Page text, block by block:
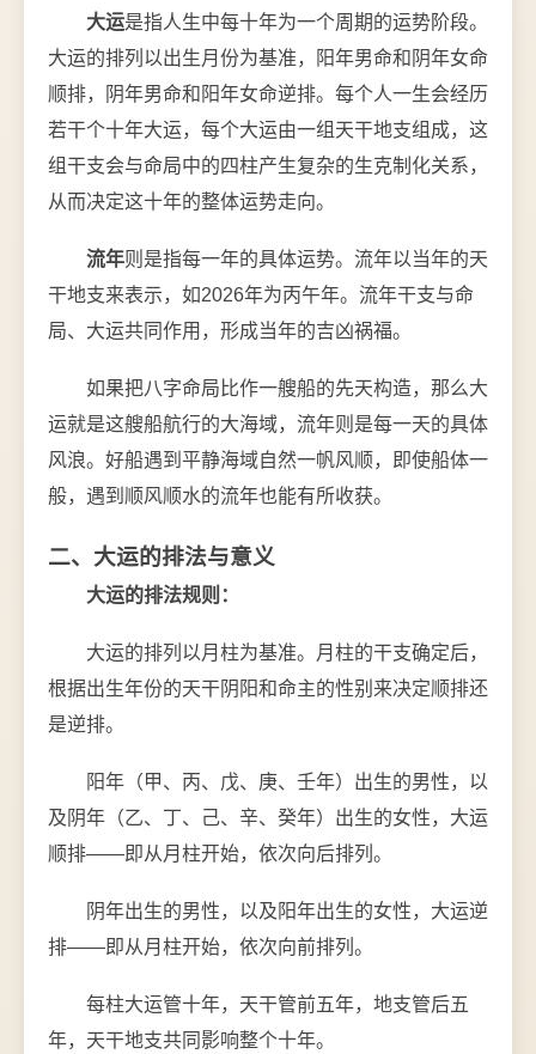
大运是指人生中每十年为一个周期的运势阶段。
大运的排列以出生月份为基准，阳年男命和阴年女命
顺排，阴年男命和阳年女命逆排。每个人一生会经历
若干个十年大运，每个大运由一组天干地支组成，这
组干支会与命局中的四柱产生复杂的生克制化关系，
从而决定这十年的整体运势走向。
流年则是指每一年的具体运势。流年以当年的天
干地支来表示，如2026年为丙午年。流年干支与命
局、大运共同作用，形成当年的吉凶祸福。
如果把八字命局比作一艘船的先天构造，那么大
运就是这艘船航行的大海域，流年则是每一天的具体
风浪。好船遇到平静海域自然一帆风顺，即使船体一
般，遇到顺风顺水的流年也能有所收获。
二、大运的排法与意义
大运的排法规则：
大运的排列以月柱为基准。月柱的干支确定后，
根据出生年份的天干阴阳和命主的性别来决定顺排还
是逆排。
阳年（甲、丙、戊、庚、壬年）出生的男性，以
及阴年（乙、丁、己、辛、癸年）出生的女性，大运
顺排——即从月柱开始，依次向后排列。
阴年出生的男性，以及阳年出生的女性，大运逆
排——即从月柱开始，依次向前排列。
每柱大运管十年，天干管前五年，地支管后五
年，天干地支共同影响整个十年。